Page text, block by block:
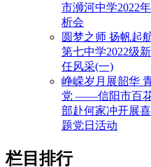
市浉河中学2022
析会
圆梦之师 扬帆
第七中学2022级
任风采(一)
峥嵘岁月展韶华
党 ——信阳市百
部赴何家冲开展
题党日活动
栏目排行